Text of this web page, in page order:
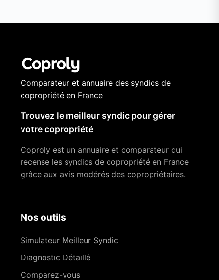
Comparateur et annuaire des syndics de
copropriété en France
Trouvez le meilleur syndic pour gérer
votre copropriété
Coproly est un annuaire et comparateur qui
recense les syndics de copropriété en France
grâce aux avis modérés des copropriétaires.
Nos outils
Simulateur Meilleur Syndic
Diagnostic Détaillé
Comparez-vous